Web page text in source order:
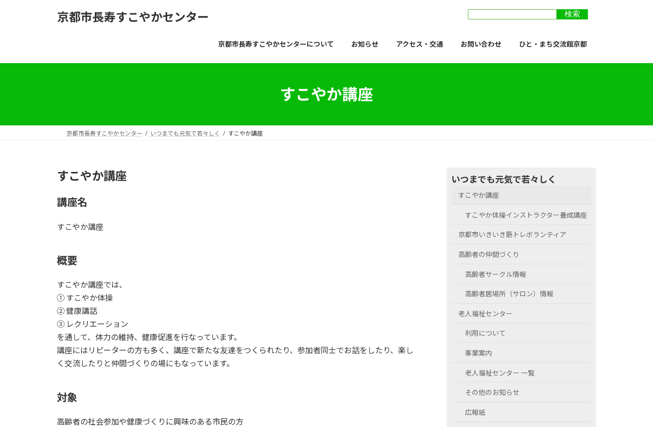
へ
ョ
京都市長寿すこやかセンター
京都市長寿すこやかセンターについて お知らせ アクセス・交通 お問い合わせ ひと・まち交流館京都
すこやか講座
京都市長寿すこやかセンター いつまでも元気で若々しく すこやか講座
すこやか講座
講座名
すこやか講座
概要
すこやか講座では、
① すこやか体操
② 健康講話
③ レクリエーション
を通して、体力の維持、健康促進を行なっています。
講座にはリピーターの方も多く、講座で新たな友達をつくられたり、参加者同士でお話をしたり、楽し
く交流したりと仲間づくりの場にもなっています。
対象
高齢者の社会参加や健康づくりに興味のある市民の方
いつまでも元気で若々しく
すこやか講座
すこやか体操インストラクター養成講座
京都市いきいき筋トレボランティア
高齢者の仲間づくり
高齢者サークル情報
高齢者居場所（サロン）情報
老人福祉センター
利用について
事業案内
老人福祉センター 一覧
その他のお知らせ
広報紙